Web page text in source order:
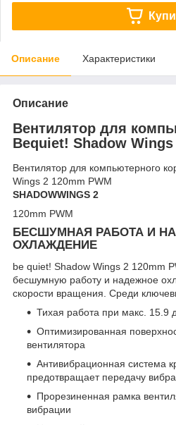
Описание Характеристики
Описание
Вентилятор для
Bequiet! Shadow
Вентилятор для компьютерного
Wings 2 120mm PWM
SHADOWWINGS 2
120mm PWM
БЕСШУМНАЯ РАБОТА И
ОХЛАЖДЕНИЕ
be quiet! Shadow Wings 2 120mm
бесшумную работу и надежное
скорости вращения. Среди
Тихая работа при макс. 15.9
Оптимизированная
вентилятора
Антивибрационная система
предотвращает передачу
Прорезиненная рамка
вибрации